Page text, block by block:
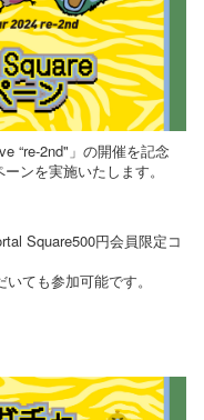
“re-2nd"」の開催を記念
ンを実施いたします。
Square500円会員限定コ
ても参加可能です。